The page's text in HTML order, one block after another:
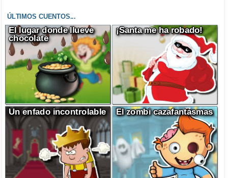
ÚLTIMOS CUENTOS...
El lugar donde llueve
chocolate
¡Santa me ha robado!
Un enfado incontrolable El zombi cazafantasmas